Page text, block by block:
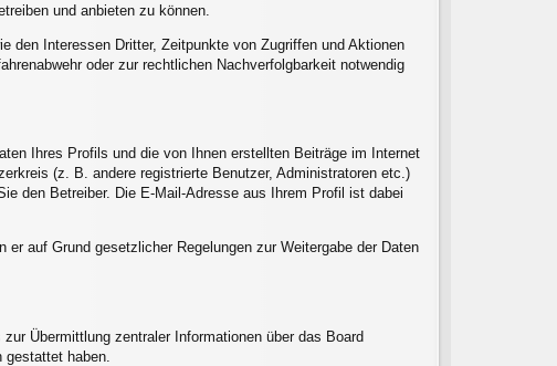
und anbieten zu können.
den Interessen Dritter, Zeitpunkte von Zugriffen und Aktionen
oder zur rechtlichen Nachverfolgbarkeit notwendig
Ihres Profils und die von Ihnen erstellten Beiträge im Internet
(z. B. andere registrierte Benutzer, Administratoren etc.)
den Betreiber. Die E-Mail-Adresse aus Ihrem Profil ist dabei
auf Grund gesetzlicher Regelungen zur Weitergabe der Daten
Übermittlung zentraler Informationen über das Board
haben.